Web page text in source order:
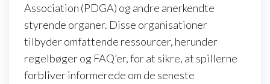
Association (PDGA) og andre anerkendte
styrende organer. Disse organisationer
tilbyder omfattende ressourcer, herunder
regelbøger og FAQ’er, for at sikre, at spillerne
forbliver informerede om de seneste